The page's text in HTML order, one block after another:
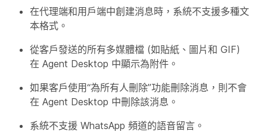
在代理端和用戶端中創建消息時，系統不支援多種文
本格式。
從客戶發送的所有多媒體檔 (如貼紙、圖片和 GIF)
在 Agent Desktop 中顯示為附件。
如果客戶使用“為所有人刪除”功能刪除消息，則不會
在 Agent Desktop 中刪除該消息。
系統不支援 WhatsApp 頻道的語音留言。